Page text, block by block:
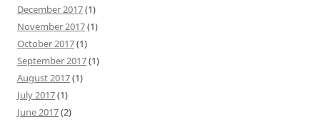
December 2017(1)
November 2017(1)
October 2017(1)
September 2017(1)
August 2017(1)
July 2017(1)
June 2017(2)